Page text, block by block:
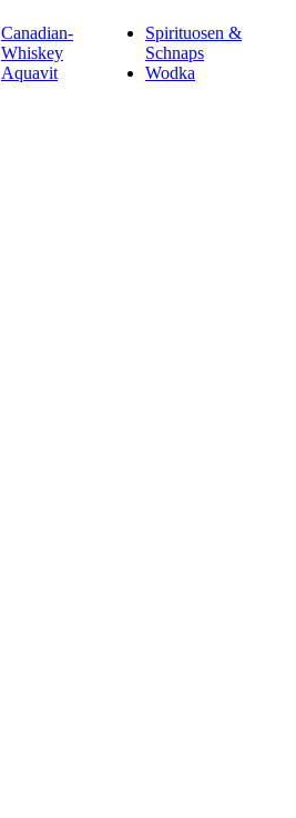
Canadian-
Whiskey
Spirituosen &
Schnaps
Aquavit
Wodka